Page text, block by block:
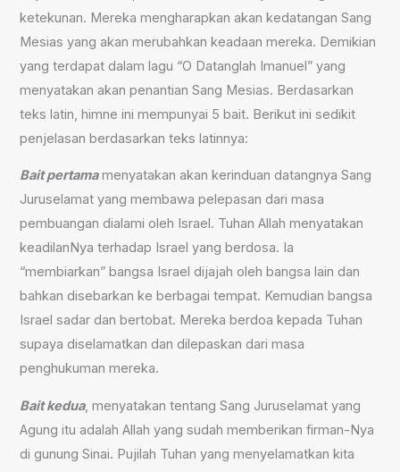
ketekunan. Mereka mengharapkan akan kedatangan Sang
Mesias yang akan merubahkan keadaan mereka. Demikian
yang terdapat dalam lagu “O Datanglah Imanuel” yang
menyatakan akan penantian Sang Mesias. Berdasarkan
teks latin, himne ini mempunyai 5 bait. Berikut ini sedikit
penjelasan berdasarkan teks latinnya:
Bait pertamamenyatakan akan kerinduan datangnya Sang
Juruselamat yang membawa pelepasan dari masa
pembuangan dialami oleh Israel. Tuhan Allah menyatakan
keadilanNya terhadap Israel yang berdosa. Ia
“membiarkan” bangsa Israel dijajah oleh bangsa lain dan
bahkan disebarkan ke berbagai tempat. Kemudian bangsa
Israel sadar dan bertobat. Mereka berdoa kepada Tuhan
supaya diselamatkan dan dilepaskan dari masa
penghukuman mereka.
Bait kedua, menyatakan tentang Sang Juruselamat yang
Agung itu adalah Allah yang sudah memberikan firman-Nya
di gunung Sinai. Pujilah Tuhan yang menyelamatkan kita